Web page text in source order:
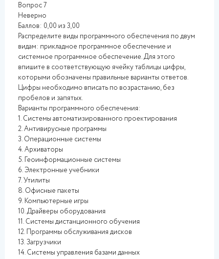
Вопрос 7
Неверно
Баллов: 0,00 из 3,00
Распределите виды программного обеспечения по двум
видам: прикладное программное обеспечение и
системное программное обеспечение. Для этого
впишите в соответствующую ячейку таблицы цифры,
которыми обозначены правильные варианты ответов.
Цифры необходимо вписать по возрастанию, без
пробелов и запятых.
Варианты программного обеспечения:
1. Системы автоматизированного проектирования
2. Антивирусные программы
3. Операционные системы
4. Архиваторы
5. Геоинформационные системы
6. Электронные учебники
7. Утилиты
8. Офисные пакеты
9. Компьютерные игры
10. Драйверы оборудования
11. Системы дистанционного обучения
12. Программы обслуживания дисков
13. Загрузчики
14. Системы управления базами данных